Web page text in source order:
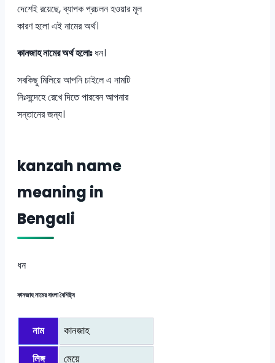
দেশেই রয়েছে, ব্যাপক প্রচলন হওয়ার মূল
কারণ হলো এই নামের অর্থ।
কানজাহ নামের অর্থ হলোঃধন।
সবকিছু মিলিয়ে আপনি চাইলে এ নামটি
নিঃসন্দেহে রেখে দিতে পারবেন আপনার
সন্তানের জন্য।
kanzah name
meaning in
Bengali
ধন
কানজাহ নামের বাংলা বৈশিষ্ট্য
নাম কানজাহ
লিঙ্গ মেয়ে